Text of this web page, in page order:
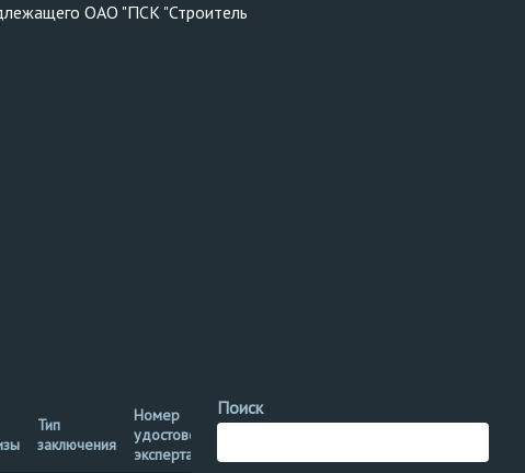
ОАО "ПСК "Строитель
Тип
заключения
Номер
удостоверения
эксперта
Территориальное
Поиск